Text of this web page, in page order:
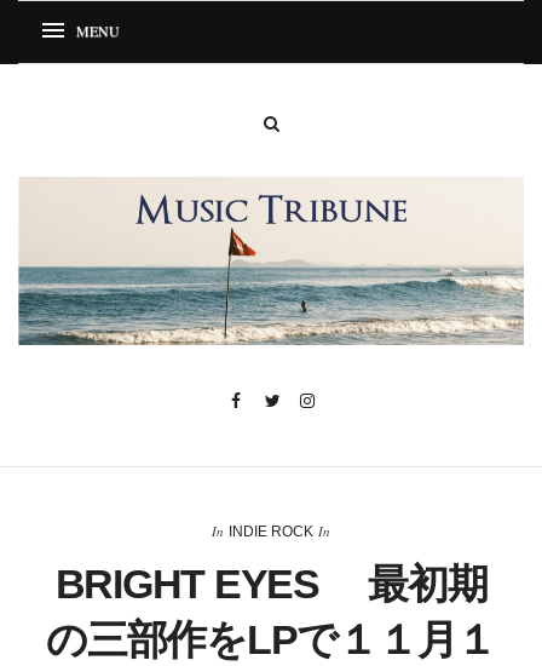
In INDIE ROCK In
BRIGHT EYES 最初期
の三部作をLPで１１月１